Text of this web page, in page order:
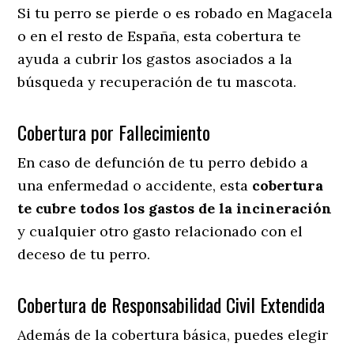
Si tu perro se pierde o es robado en Magacela
o en el resto de España, esta cobertura te
ayuda a cubrir los gastos asociados a la
búsqueda y recuperación de tu mascota.
Cobertura por Fallecimiento
En caso de defunción de tu perro debido a
una enfermedad o accidente, esta cobertura
te cubre todos los gastos de la incineración
y cualquier otro gasto relacionado con el
deceso de tu perro.
Cobertura de Responsabilidad Civil Extendida
Además de la cobertura básica, puedes elegir